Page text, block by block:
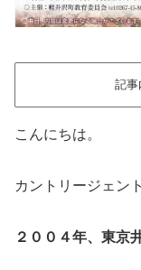
記事
こんにちは。
カントリージェン
２００４年、東京